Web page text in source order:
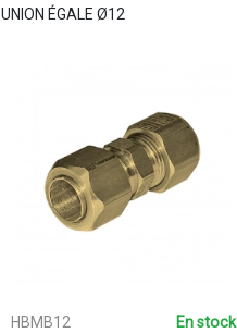
UNION ÉGALE Ø12
HBMB12 En stock